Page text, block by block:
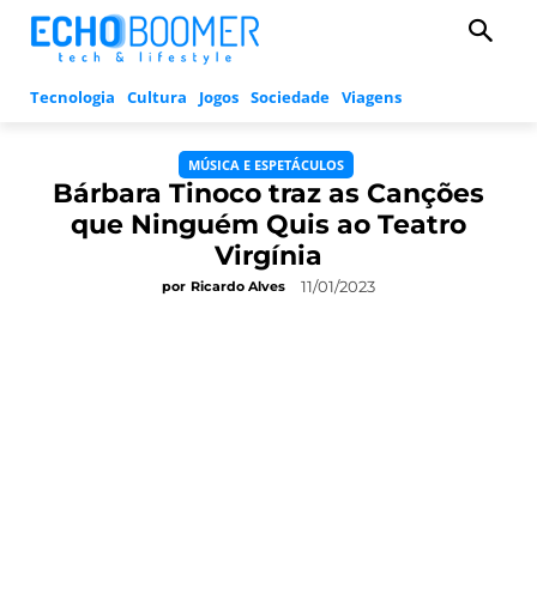
Tecnologia Cultura Jogos Sociedade Viagens
MÚSICA E ESPETÁCULOS
Bárbara Tinoco traz as Canções
que Ninguém Quis ao Teatro
Virgínia
por Ricardo Alves 11/01/2023